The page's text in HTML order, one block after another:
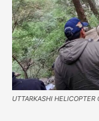
UTTARKASHI HELICOPTER